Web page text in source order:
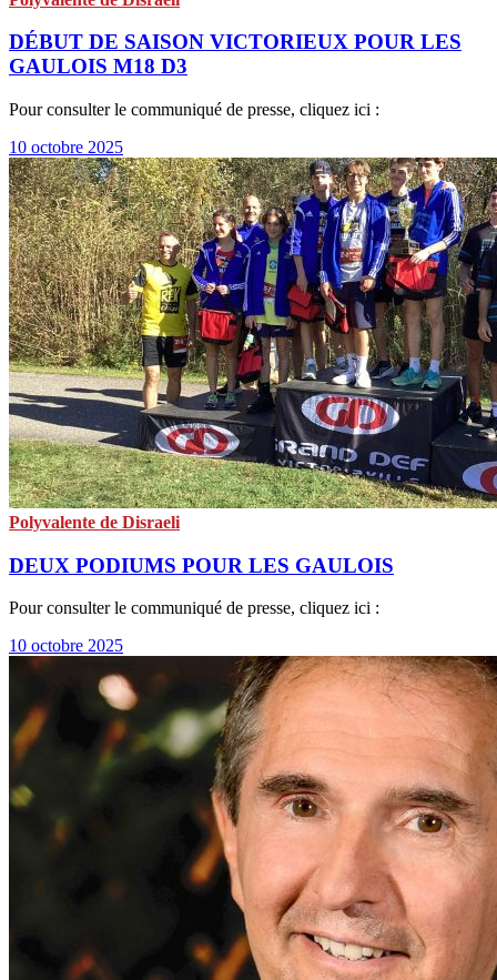
DÉBUT DE SAISON VICTORIEUX POUR LES
GAULOIS M18 D3
Pour consulter le communiqué de presse, cliquez ici :
10 octobre 2025
Polyvalente de Disraeli
DEUX PODIUMS POUR LES GAULOIS
Pour consulter le communiqué de presse, cliquez ici :
10 octobre 2025